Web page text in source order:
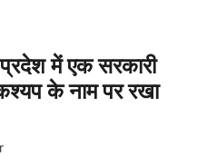
में एक सरकारी
के नाम पर रखा